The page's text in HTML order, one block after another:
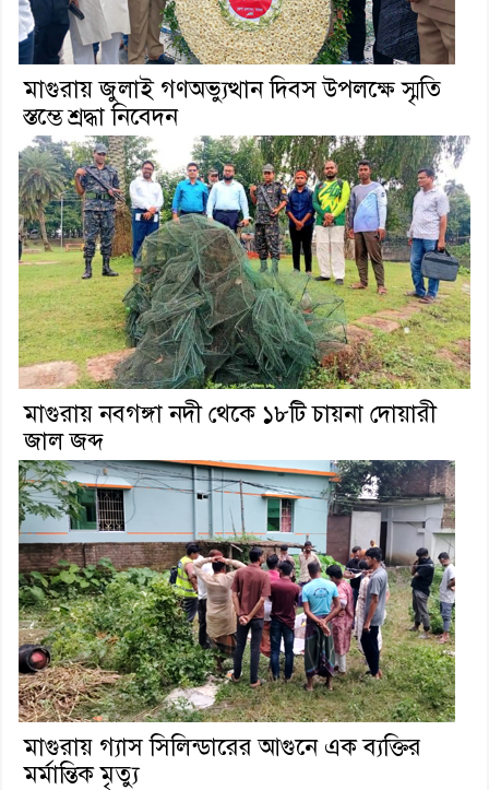
মাগুরায় জুলাই গণঅভ্যুত্থান দিবস উপলক্ষে স্মৃতি
স্তম্ভে শ্রদ্ধা নিবেদন
মাগুরায় নবগঙ্গা নদী থেকে ১৮টি চায়না দোয়ারী
জাল জব্দ
মাগুরায় গ্যাস সিলিন্ডারের আগুনে এক ব্যক্তির
মর্মান্তিক মৃত্যু